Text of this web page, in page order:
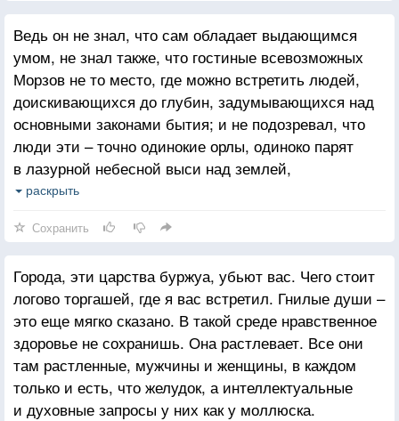
Ведь он не знал, что сам обладает выдающимся
умом, не знал также, что гостиные всевозможных
Морзов не то место, где можно встретить людей,
доискивающихся до глубин, задумывающихся над
основными законами бытия; и не подозревал, что
люди эти – точно одинокие орлы, одиноко парят
в лазурной небесной выси над землей,
обремененной толпами, чей удел – стадное
раскрыть
Сохранить
Города, эти царства буржуа, убьют вас. Чего стоит
логово торгашей, где я вас встретил. Гнилые души –
это еще мягко сказано. В такой среде нравственное
здоровье не сохранишь. Она растлевает. Все они
там растленные, мужчины и женщины, в каждом
только и есть, что желудок, а интеллектуальные
и духовные запросы у них как у моллюска.